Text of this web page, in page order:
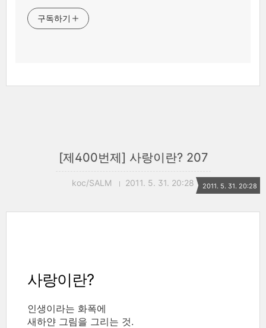
구독하기
[제400번제] 사랑이란? 207
koc/SALM 2011. 5. 31. 20:28 2011. 5. 31. 20:28
사랑이란?
인생이라는 화폭에
새하얀 그림을 그리는 것.